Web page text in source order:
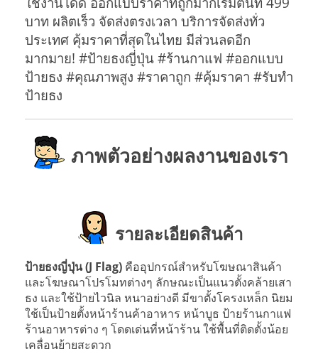
บาท ผลิตเร็ว จัดส่งตรงเวลา บริการจัดส่งทั่ว
ประเทศ คุ้มราคาที่สุดในไทย มีส่วนลดอีก
มากมาย! #ป้ายธงญี่ปุ่น #ร้านกาแฟ #ออกแบบ
ป้ายธง #คุณภาพสูง #ราคาถูก #คุ้มราคา #รับทำ
ป้ายธง
ภาพตัวอย่างผลงานของเรา
รายละเอียดสินค้า
ป้ายธงญี่ปุ่น (J Flag) คืออุปกรณ์สำหรับโฆษณาสินค้า
และโฆษณาโปรโมทต่างๆ ลักษณะเป็นแนวตั้งคล้ายเสา
ธง และใช้ป้ายไวนิล หนาอย่างดี มีขาตั้งโครงเหล็ก นิยม
ใช้เป็นป้ายตั้งหน้าร้านค้าอาหาร หน้าบูธ ป้ายร้านกาแฟ
ร้านอาหารต่าง ๆ โดดเด่นที่หน้าร้าน ใช้พื้นที่ติดตั้งน้อย
เคลื่อนย้ายสะดวก